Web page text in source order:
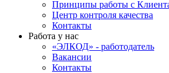
Принципы работы с
Центр контроля качества
Контакты
Работа у нас
«ЭЛКОД» - работодатель
Вакансии
Контакты